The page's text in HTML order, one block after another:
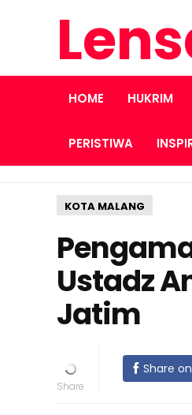
HOME HUKRIM
PERISTIWA
KOTA MALANG
Ustadz
Jatim
Share